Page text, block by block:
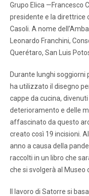
Grupo Elica —Francesco
presidente e la direttrice
Casoli. A nome
Leonardo Franchini,
Querétaro, San Luis
Durante lunghi soggiorni
ha utilizzato il disegno
cappe da cucina,
deterioramento e delle
affascinato da questo
creato così 19 incisioni.
anno a causa della
raccolti in un libro che
che si svolgerà al Museo
Il lavoro di Satorre si